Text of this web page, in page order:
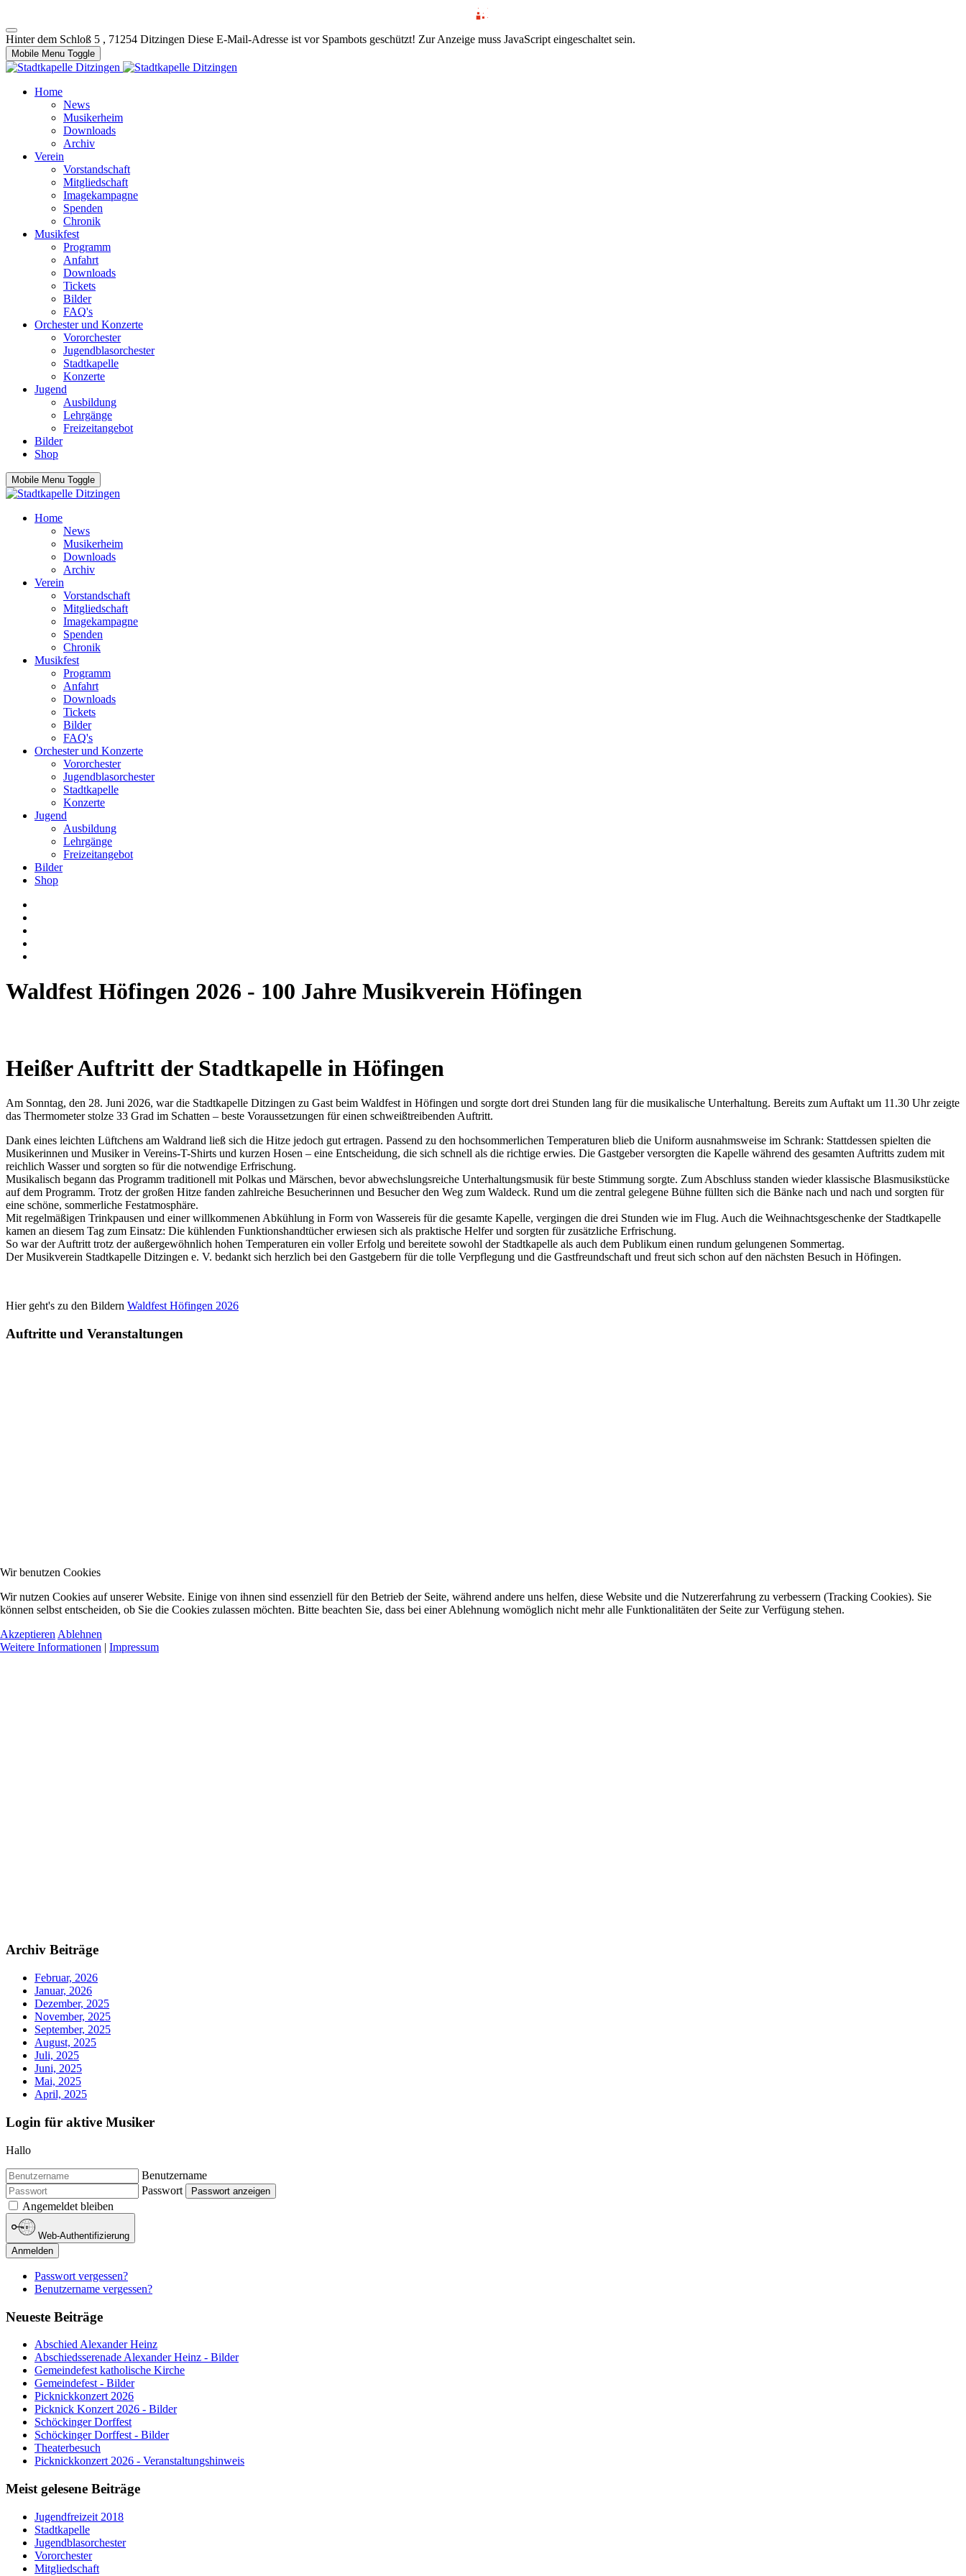
Hinter dem Schloß 5 , 71254 Ditzingen Diese E-Mail-Adresse ist vor Spambots geschützt! Zur Anzeige muss JavaScript eingeschaltet sein.
Mobile Menu Toggle
Home
News
Musikerheim
Downloads
Archiv
Verein
Vorstandschaft
Mitgliedschaft
Imagekampagne
Spenden
Chronik
Musikfest
Programm
Anfahrt
Downloads
Tickets
Bilder
FAQ's
Orchester und Konzerte
Vororchester
Jugendblasorchester
Stadtkapelle
Konzerte
Jugend
Ausbildung
Lehrgänge
Freizeitangebot
Bilder
Shop
Mobile Menu Toggle
Home
News
Musikerheim
Downloads
Archiv
Verein
Vorstandschaft
Mitgliedschaft
Imagekampagne
Spenden
Chronik
Musikfest
Programm
Anfahrt
Downloads
Tickets
Bilder
FAQ's
Orchester und Konzerte
Vororchester
Jugendblasorchester
Stadtkapelle
Konzerte
Jugend
Ausbildung
Lehrgänge
Freizeitangebot
Bilder
Shop
Waldfest Höfingen 2026 - 100 Jahre Musikverein Höfingen
Heißer Auftritt der Stadtkapelle in Höfingen
Am Sonntag, den 28. Juni 2026, war die Stadtkapelle Ditzingen zu Gast beim Waldfest in Höfingen und sorgte dort drei Stunden lang für die musikalische Unterhaltung. Bereits zum Auftakt um 11.30 Uhr zeigte
das Thermometer stolze 33 Grad im Schatten – beste Voraussetzungen für einen schweißtreibenden Auftritt.
Dank eines leichten Lüftchens am Waldrand ließ sich die Hitze jedoch gut ertragen. Passend zu den hochsommerlichen Temperaturen blieb die Uniform ausnahmsweise im Schrank: Stattdessen spielten die
Musikerinnen und Musiker in Vereins-T-Shirts und kurzen Hosen – eine Entscheidung, die sich schnell als die richtige erwies. Die Gastgeber versorgten die Kapelle während des gesamten Auftritts zudem mit
reichlich Wasser und sorgten so für die notwendige Erfrischung.
Musikalisch begann das Programm traditionell mit Polkas und Märschen, bevor abwechslungsreiche Unterhaltungsmusik für beste Stimmung sorgte. Zum Abschluss standen wieder klassische Blasmusikstücke
auf dem Programm. Trotz der großen Hitze fanden zahlreiche Besucherinnen und Besucher den Weg zum Waldeck. Rund um die zentral gelegene Bühne füllten sich die Bänke nach und nach und sorgten für
eine schöne, sommerliche Festatmosphäre.
Mit regelmäßigen Trinkpausen und einer willkommenen Abkühlung in Form von Wassereis für die gesamte Kapelle, vergingen die drei Stunden wie im Flug. Auch die Weihnachtsgeschenke der Stadtkapelle
kamen an diesem Tag zum Einsatz: Die kühlenden Funktionshandtücher erwiesen sich als praktische Helfer und sorgten für zusätzliche Erfrischung.
So war der Auftritt trotz der außergewöhnlich hohen Temperaturen ein voller Erfolg und bereitete sowohl der Stadtkapelle als auch dem Publikum einen rundum gelungenen Sommertag.
Der Musikverein Stadtkapelle Ditzingen e. V. bedankt sich herzlich bei den Gastgebern für die tolle Verpflegung und die Gastfreundschaft und freut sich schon auf den nächsten Besuch in Höfingen.
Hier geht's zu den Bildern Waldfest Höfingen 2026
Auftritte und Veranstaltungen
Archiv Beiträge
Februar, 2026
Januar, 2026
Dezember, 2025
November, 2025
September, 2025
August, 2025
Juli, 2025
Juni, 2025
Mai, 2025
April, 2025
Login für aktive Musiker
Hallo
Benutzername
Passwort
Passwort anzeigen
Angemeldet bleiben
Web-Authentifizierung
Anmelden
Passwort vergessen?
Benutzername vergessen?
Neueste Beiträge
Abschied Alexander Heinz
Abschiedsserenade Alexander Heinz - Bilder
Gemeindefest katholische Kirche
Gemeindefest - Bilder
Picknickkonzert 2026
Picknick Konzert 2026 - Bilder
Schöckinger Dorffest
Schöckinger Dorffest - Bilder
Theaterbesuch
Picknickkonzert 2026 - Veranstaltungshinweis
Meist gelesene Beiträge
Jugendfreizeit 2018
Stadtkapelle
Jugendblasorchester
Vororchester
Mitgliedschaft
Wir benutzen Cookies
Wir nutzen Cookies auf unserer Website. Einige von ihnen sind essenziell für den Betrieb der Seite, während andere uns helfen, diese Website und die Nutzererfahrung zu verbessern (Tracking Cookies). Sie
können selbst entscheiden, ob Sie die Cookies zulassen möchten. Bitte beachten Sie, dass bei einer Ablehnung womöglich nicht mehr alle Funktionalitäten der Seite zur Verfügung stehen.
Akzeptieren Ablehnen
Weitere Informationen | Impressum